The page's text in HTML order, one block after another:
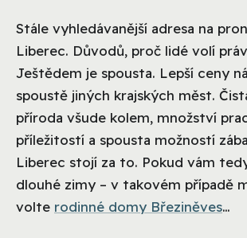
Stále vyhledávanější adresa na
Liberec. Důvodů, proč lidé volí
Ještědem je spousta. Lepší ceny
spoustě jiných krajských měst.
příroda všude kolem, množství
příležitostí a spousta možností
Liberec stojí za to. Pokud vám
dlouhé zimy – v takovém případě
volte rodinné domy Březiněves…